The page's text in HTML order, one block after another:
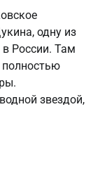
одну из
России. Там
полностью
звездой,